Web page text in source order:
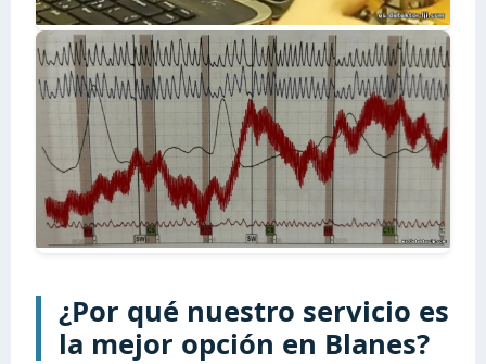
¿Por qué nuestro servicio es
la mejor opción en Blanes?